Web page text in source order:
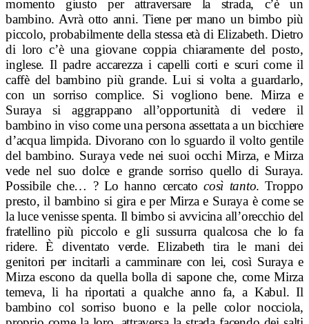
momento giusto per attraversare la strada, c’è un
bambino. Avrà otto anni. Tiene per mano un bimbo più
piccolo, probabilmente della stessa età di Elizabeth. Dietro
di loro c’è una giovane coppia chiaramente del posto,
inglese. Il padre accarezza i capelli corti e scuri come il
caffè del bambino più grande. Lui si volta a guardarlo,
con un sorriso complice. Si vogliono bene. Mirza e
Suraya si aggrappano all’opportunità di vedere il
bambino in viso come una persona assettata a un bicchiere
d’acqua limpida. Divorano con lo sguardo il volto gentile
del bambino. Suraya vede nei suoi occhi Mirza, e Mirza
vede nel suo dolce e grande sorriso quello di Suraya.
Possibile che… ? Lo hanno cercatocosì tanto. Troppo
presto, il bambino si gira e per Mirza e Suraya è come se
la luce venisse spenta. Il bimbo si avvicina all’orecchio del
fratellino più piccolo e gli sussurra qualcosa che lo fa
ridere.È diventato verde. Elizabeth tira le mani dei
genitori per incitarli a camminare con lei, così Suraya e
Mirza escono da quella bolla di sapone che, come Mirza
temeva, li ha riportati a qualche anno fa, a Kabul. Il
bambino col sorriso buono e la pelle color nocciola,